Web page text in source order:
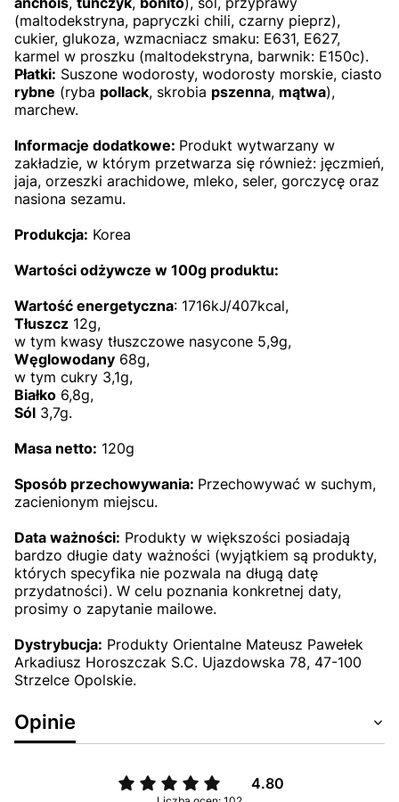
(maltodekstryna, papryczki chili, czarny pieprz),
cukier, glukoza, wzmacniacz smaku: E631, E627,
karmel w proszku (maltodekstryna, barwnik: E150c).
Płatki: Suszone wodorosty, wodorosty morskie, ciasto
rybne (ryba pollack, skrobia pszenna, mątwa),
marchew.
Informacje dodatkowe: Produkt wytwarzany w
zakładzie, w którym przetwarza się również: jęczmień,
jaja, orzeszki arachidowe, mleko, seler, gorczycę oraz
nasiona sezamu.
Produkcja: Korea
Wartości odżywcze w 100g produktu:
Wartość energetyczna: 1716kJ/407kcal,
Tłuszcz 12g,
w tym kwasy tłuszczowe nasycone 5,9g,
Węglowodany 68g,
w tym cukry 3,1g,
Białko 6,8g,
Sól 3,7g.
Masa netto: 120g
Sposób przechowywania: Przechowywać w suchym,
zacienionym miejscu.
Data ważności: Produkty w większości posiadają
bardzo długie daty ważności (wyjątkiem są produkty,
których specyfika nie pozwala na długą datę
przydatności). W celu poznania konkretnej daty,
prosimy o zapytanie mailowe.
Dystrybucja: Produkty Orientalne Mateusz Pawełek
Arkadiusz Horoszczak S.C. Ujazdowska 78, 47-100
Strzelce Opolskie.
Opinie
4.80